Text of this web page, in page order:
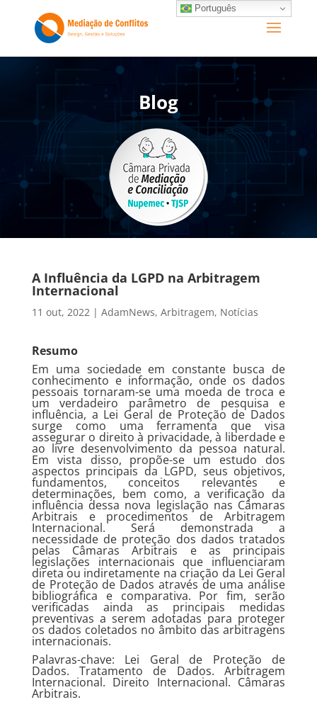
Blog
A Influência da LGPD na Arbitragem
Internacional
11 out, 2022| AdamNews, Arbitragem, Notícias
Resumo
Em uma sociedade em constante busca de
conhecimento e informação, onde os dados
pessoais tornaram-se uma moeda de troca e
um verdadeiro parâmetro de pesquisa e
influência, a Lei Geral de Proteção de Dados
surge como uma ferramenta que visa
assegurar o direito à privacidade, à liberdade e
ao livre desenvolvimento da pessoa natural.
Em vista disso, propõe-se um estudo dos
aspectos principais da LGPD, seus objetivos,
fundamentos, conceitos relevantes e
determinações, bem como, a verificação da
influência dessa nova legislação nas Câmaras
Arbitrais e procedimentos de Arbitragem
Internacional. Será demonstrada a
necessidade de proteção dos dados tratados
pelas Câmaras Arbitrais e as principais
legislações internacionais que influenciaram
direta ou indiretamente na criação da Lei Geral
de Proteção de Dados através de uma análise
bibliográfica e comparativa. Por fim, serão
verificadas ainda as principais medidas
preventivas a serem adotadas para proteger
os dados coletados no âmbito das arbitragens
internacionais.
Palavras-chave: Lei Geral de Proteção de
Dados. Tratamento de Dados. Arbitragem
Internacional. Direito Internacional. Câmaras
Arbitrais.
Português